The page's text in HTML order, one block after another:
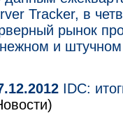
Tracker, в
рынок
и
IDC: